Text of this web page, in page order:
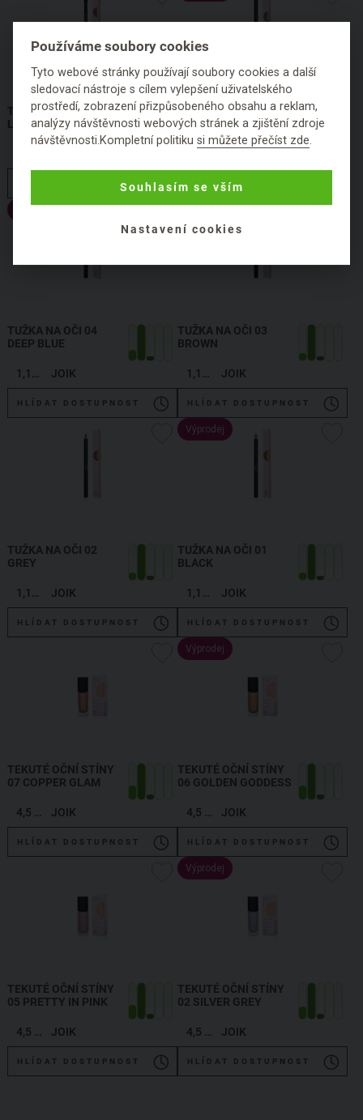
TUŽKA NA OBOČÍ 01
LIGHT BROWN
HLÍDAT DOSTUPNOST
TUŽKA NA OČI 05
DARK GREEN
HLÍDAT DOSTUPNOST
TUŽKA NA OČI 04
DEEP BLUE
JOIK
HLÍDAT DOSTUPNOST
TUŽKA NA OČI 03
BROWN
JOIK
HLÍDAT DOSTUPNOST
TUŽKA NA OČI 02
GREY
JOIK
HLÍDAT DOSTUPNOST
Výprodej
TUŽKA NA OČI 01
BLACK
JOIK
HLÍDAT DOSTUPNOST
TEKUTÉ OČNÍ STÍNY
07 COPPER GLAM
JOIK
HLÍDAT DOSTUPNOST
Výprodej
TEKUTÉ OČNÍ STÍNY
06 GOLDEN GODDESS
JOIK
HLÍDAT DOSTUPNOST
TEKUTÉ OČNÍ STÍNY
05 PRETTY IN PINK
JOIK
HLÍDAT DOSTUPNOST
Výprodej
TEKUTÉ OČNÍ STÍNY
02 SILVER GREY
JOIK
HLÍDAT DOSTUPNOST
Používáme soubory cookies
Tyto webové stránky používají soubory cookies a další
sledovací nástroje s cílem vylepšení uživatelského
prostředí, zobrazení přizpůsobeného obsahu a reklam,
analýzy návštěvnosti webových stránek a zjištění zdroje
návštěvnosti.Kompletní politikusi můžete přečíst zde.
Souhlasím se vším
Nastavení cookies